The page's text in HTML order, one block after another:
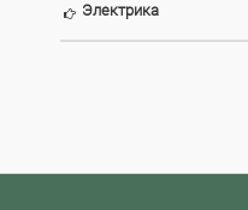
Электрика